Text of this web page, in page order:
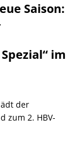
Saison:
im
der
zum 2. HBV-